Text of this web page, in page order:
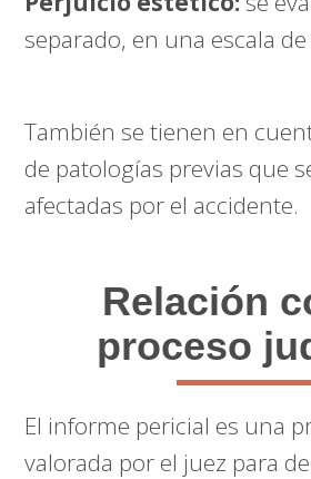
separado, en una escala de
También se tienen en
de patologías previas que
afectadas por el accidente.
Relación
proceso
El informe pericial es una
valorada por el juez para